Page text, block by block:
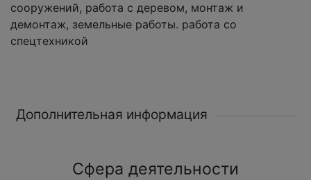
сооружений, работа с деревом, монтаж и
демонтаж, земельные работы. работа со
спецтехникой
Дополнительная информация
Сфера деятельности